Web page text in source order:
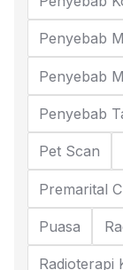
Penyebab
Penyebab
Penyebab
Pet Scan
Premarital
Puasa
Radioterapi